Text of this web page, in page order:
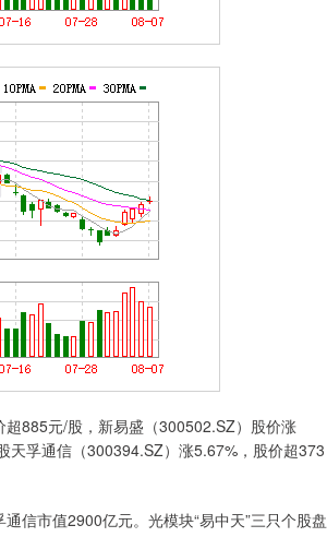
885元/股，新易盛（300502.SZ）股价涨
天孚通信（300394.SZ）涨5.67%，股价超373
市值2900亿元。光模块“易中天”三只个股盘